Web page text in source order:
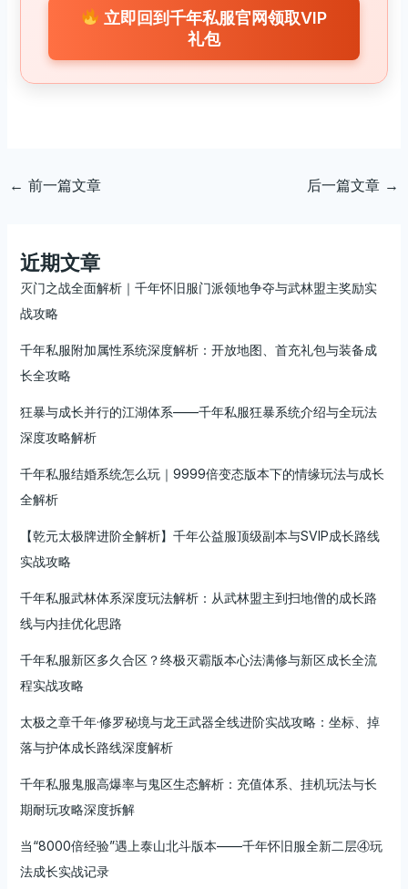
立即回到千年私服官网领取VIP
礼包
← 前一篇文章 后一篇文章 →
近期文章
灭门之战全面解析｜千年怀旧服门派领地争夺与武林盟主奖励实
战攻略
千年私服附加属性系统深度解析：开放地图、首充礼包与装备成
长全攻略
狂暴与成长并行的江湖体系——千年私服狂暴系统介绍与全玩法
深度攻略解析
千年私服结婚系统怎么玩｜9999倍变态版本下的情缘玩法与成长
全解析
【乾元太极牌进阶全解析】千年公益服顶级副本与SVIP成长路线
实战攻略
千年私服武林体系深度玩法解析：从武林盟主到扫地僧的成长路
线与内挂优化思路
千年私服新区多久合区？终极灭霸版本心法满修与新区成长全流
程实战攻略
太极之章千年·修罗秘境与龙王武器全线进阶实战攻略：坐标、掉
落与护体成长路线深度解析
千年私服鬼服高爆率与鬼区生态解析：充值体系、挂机玩法与长
期耐玩攻略深度拆解
当“8000倍经验”遇上泰山北斗版本——千年怀旧服全新二层④玩
法成长实战记录